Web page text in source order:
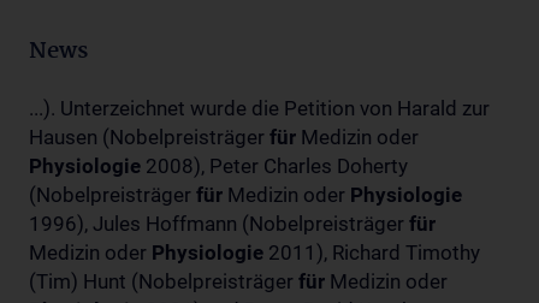
News
...). Unterzeichnet wurde die Petition von Harald zur
Hausen (Nobelpreisträger für Medizin oder
Physiologie 2008), Peter Charles Doherty
(Nobelpreisträger für Medizin oder Physiologie
1996), Jules Hoffmann (Nobelpreisträger für
Medizin oder Physiologie 2011), Richard Timothy
(Tim) Hunt (Nobelpreisträger für Medizin oder